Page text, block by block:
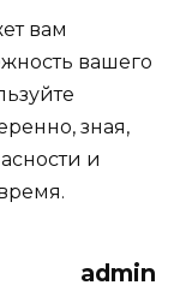
вaм
вашего
зная,
и
admin